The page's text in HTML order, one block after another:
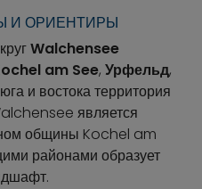
И ОРИЕНТИРЫ
Walchensee
am See, Урфельд,
и востока территория
является
общины Kochel am
районами образует